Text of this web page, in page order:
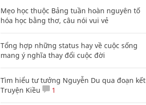
Mẹo học thuộc Bảng tuần hoàn nguyên tố
hóa học bằng thơ, câu nói vui vẻ
Tổng hợp những status hay về cuộc sống
mang ý nghĩa thay đổi cuộc đời
Tìm hiểu tư tưởng Nguyễn Du qua đoạn kết
Truyện Kiều
1